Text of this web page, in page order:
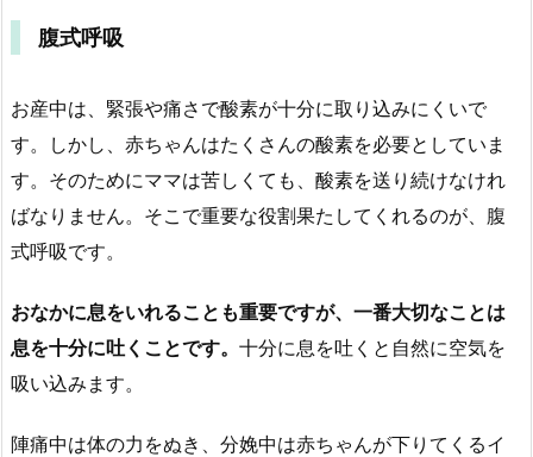
腹式呼吸
お産中は、緊張や痛さで酸素が十分に取り込みにくいで
す。しかし、赤ちゃんはたくさんの酸素を必要としていま
す。そのためにママは苦しくても、酸素を送り続けなけれ
ばなりません。そこで重要な役割果たしてくれるのが、腹
式呼吸です。
おなかに息をいれることも重要ですが、一番大切なことは
息を十分に吐くことです。 十分に息を吐くと自然に空気を
吸い込みます。
陣痛中は体の力をぬき、分娩中は赤ちゃんが下りてくるイ